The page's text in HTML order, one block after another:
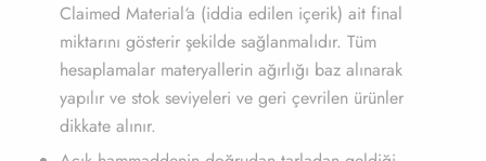
Claimed Material‘a (iddia edilen içerik) ait final
miktarını gösterir şekilde sağlanmalıdır. Tüm
hesaplamalar materyallerin ağırlığı baz alınarak
yapılır ve stok seviyeleri ve geri çevrilen ürünler
dikkate alınır.